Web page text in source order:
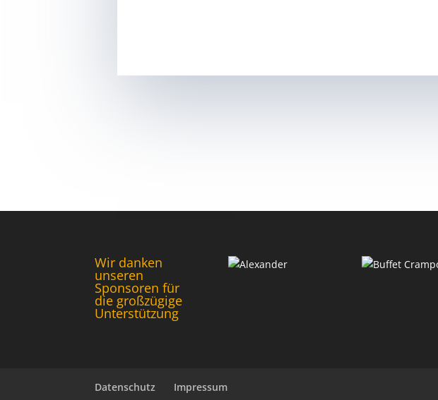
Wir danken
unseren
Sponsoren für
die großzügige
Unterstützung
Datenschutz Impressum